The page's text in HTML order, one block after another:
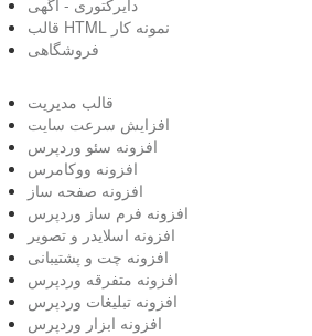
دایرکتوری - آگهی
قالب HTML نمونه کار
فروشگاهی
قالب مدیریت
افزایش سرعت سایت
افزونه سئو وردپرس
افزونه ووکامرس
افزونه صفحه ساز
افزونه فرم ساز وردپرس
افزونه اسلایدر و تصویر
افزونه چت و پشتیبانی
افزونه متفرقه وردپرس
افزونه تبلیغات وردپرس
افزونه ابزار وردپرس